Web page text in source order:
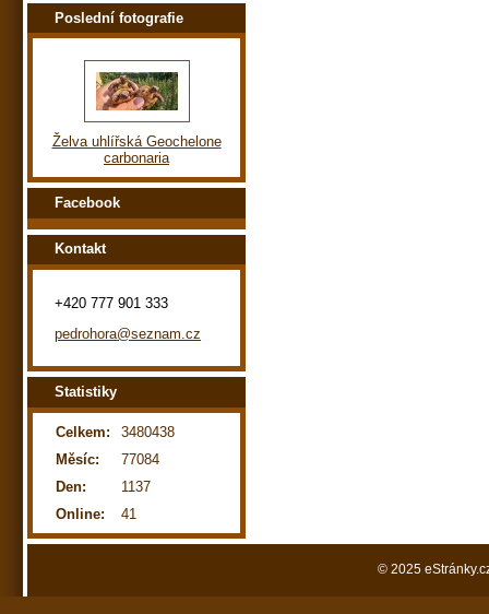
Poslední fotografie
Želva uhlířská Geochelone
carbonaria
Facebook
Kontakt
+420 777 901 333
pedrohora@seznam.cz
Statistiky
Online: 41
Celkem:
3480438
Měsíc:
77084
Den:
1137
© 2025